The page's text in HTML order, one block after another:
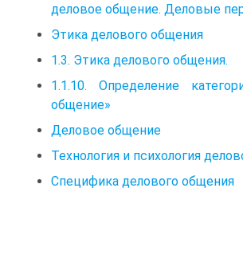
деловое общение. Деловые
Этика делового общения
1.3. Этика делового общения.
1.1.10. Определение
общение»
Деловое общение
Технология и психология
Специфика делового общения